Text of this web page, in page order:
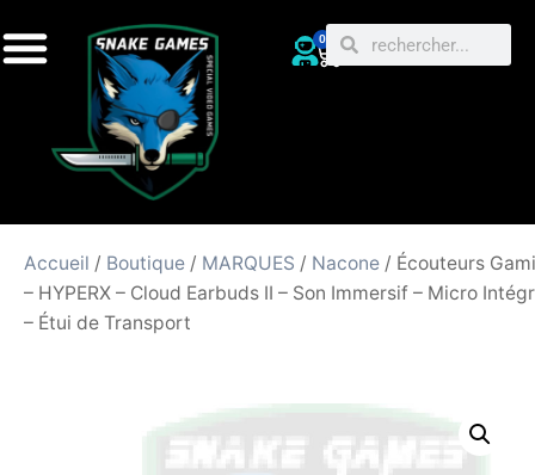
0
Accueil / Boutique / MARQUES / Nacone / Écouteurs
– HYPERX – Cloud Earbuds II – Son Immersif – Micro
– Étui de Transport